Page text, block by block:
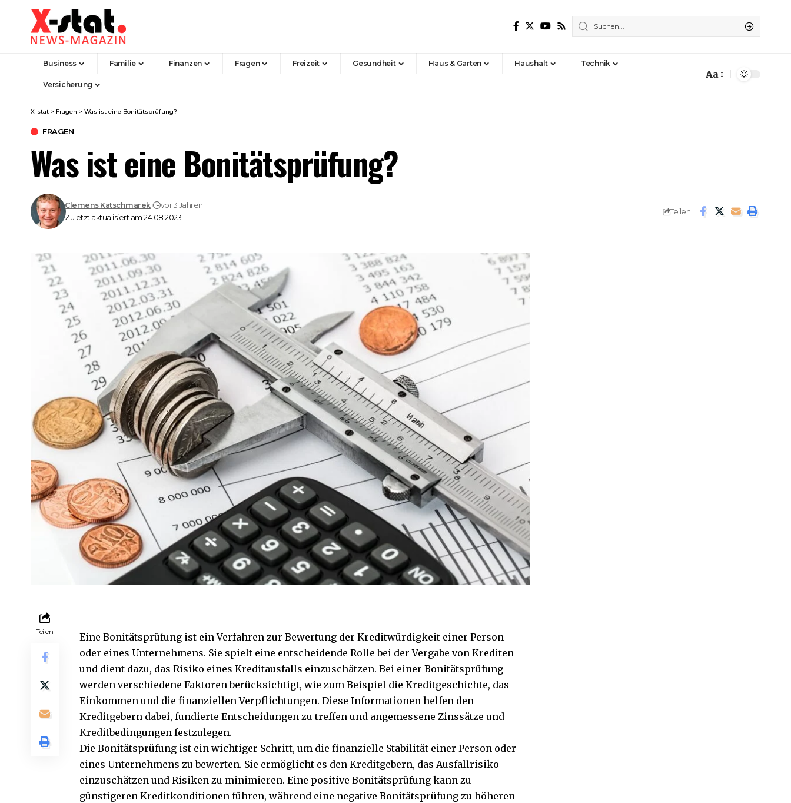
Business Familie Finanzen Fragen Freizeit Gesundheit Haus & Garten Haushalt Technik
Versicherung
Font
Aa
X-stat > Fragen > Was ist eine Bonitätsprüfung?
FRAGEN
Was ist eine Bonitätsprüfung?
Zuletzt aktualisiert am 24.08.2023
Clemens Katschmarek vor 3 Jahren
Teilen
Teilen
Eine Bonitätsprüfung ist ein Verfahren zur Bewertung der Kreditwürdigkeit einer Person
oder eines Unternehmens. Sie spielt eine entscheidende Rolle bei der Vergabe von Krediten
und dient dazu, das Risiko eines Kreditausfalls einzuschätzen. Bei einer Bonitätsprüfung
werden verschiedene Faktoren berücksichtigt, wie zum Beispiel die Kreditgeschichte, das
Einkommen und die finanziellen Verpflichtungen. Diese Informationen helfen den
Kreditgebern dabei, fundierte Entscheidungen zu treffen und angemessene Zinssätze und
Kreditbedingungen festzulegen.
Die Bonitätsprüfung ist ein wichtiger Schritt, um die finanzielle Stabilität einer Person oder
eines Unternehmens zu bewerten. Sie ermöglicht es den Kreditgebern, das Ausfallrisiko
einzuschätzen und Risiken zu minimieren. Eine positive Bonitätsprüfung kann zu
günstigeren Kreditkonditionen führen, während eine negative Bonitätsprüfung zu höheren